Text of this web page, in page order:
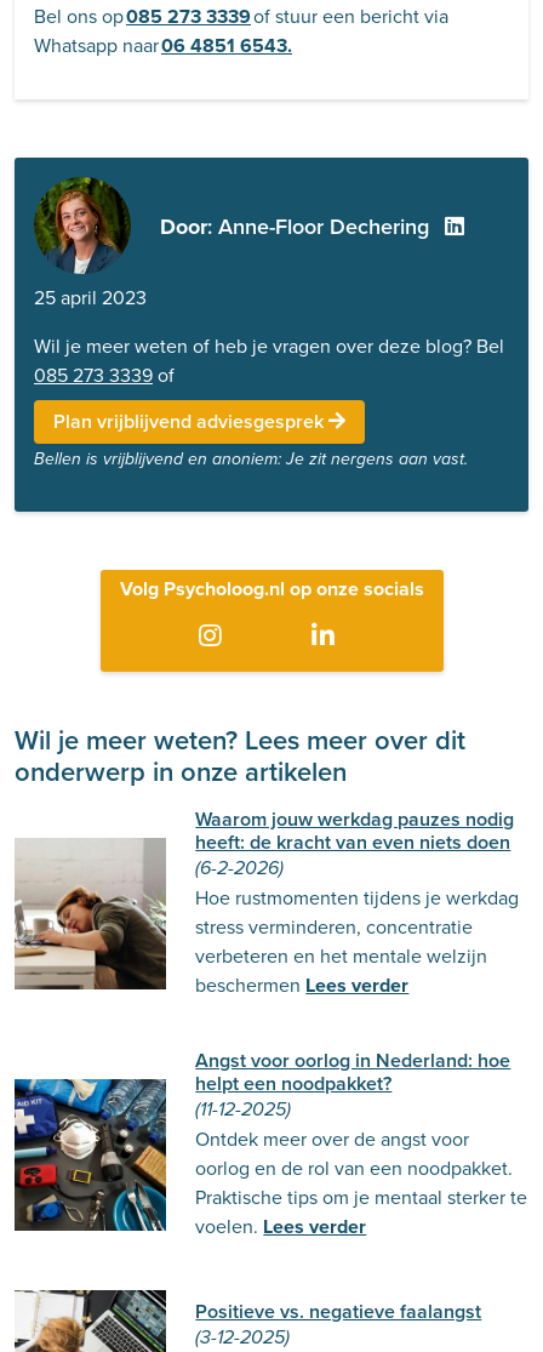
Bel ons op085 273 3339of stuur een bericht via
Whatsapp naar06 4851 6543.
Door: Anne-Floor Dechering
25 april 2023
Wil je meer weten of heb je vragen over deze blog? Bel
085 273 3339of
Plan vrijblijvend adviesgesprek
Bellen is vrijblijvend en anoniem: Je zit nergens aan vast.
Volg Psycholoog.nl op onze socials
Wil je meer weten? Lees meer over dit
onderwerp in onze artikelen
Waarom jouw werkdag pauzes nodig
heeft: de kracht van even niets doen
(6-2-2026)
Hoe rustmomenten tijdens je werkdag
stress verminderen, concentratie
verbeteren en het mentale welzijn
beschermen Lees verder
Angst voor oorlog in Nederland: hoe
helpt een noodpakket?
(11-12-2025)
Ontdek meer over de angst voor
oorlog en de rol van een noodpakket.
Praktische tips om je mentaal sterker te
voelen. Lees verder
Positieve vs. negatieve faalangst
(3-12-2025)